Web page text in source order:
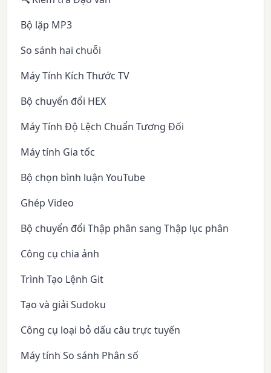
Bộ lặp MP3
So sánh hai chuỗi
Máy Tính Kích Thước TV
Bộ chuyển đổi HEX
Máy Tính Độ Lệch Chuẩn Tương Đối
Máy tính Gia tốc
Bộ chọn bình luận YouTube
Ghép Video
Bộ chuyển đổi Thập phân sang Thập lục phân
Công cụ chia ảnh
Trình Tạo Lệnh Git
Tạo và giải Sudoku
Công cụ loại bỏ dấu câu trực tuyến
Máy tính So sánh Phân số